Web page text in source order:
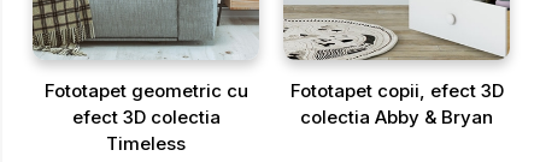
Fototapet geometric cu
efect 3D colectia
Timeless
Fototapet copii, efect 3D
colectia Abby & Bryan